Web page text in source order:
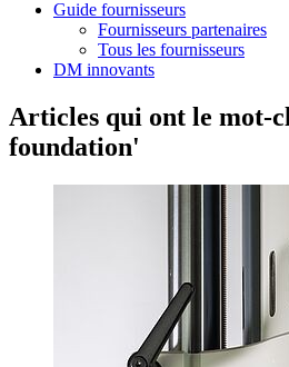
Guide fournisseurs
Fournisseurs partenaires
Tous les fournisseurs
DM innovants
Articles qui ont le mot-
foundation'